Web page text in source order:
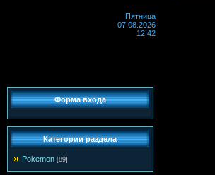
Пятница
07.08.2026
12:42
Форма входа
Категории раздела
Pokemon [89]